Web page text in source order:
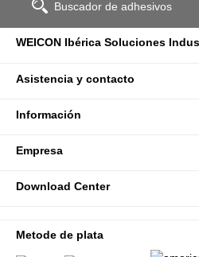
Buscador de adhesivos
WEICON Ibérica Soluciones
Asistencia y contacto
Información
Empresa
Download Center
Metode de plata